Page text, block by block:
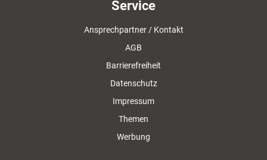
Service
Ansprechpartner / Kontakt
AGB
Barrierefreiheit
Datenschutz
Impressum
Themen
Werbung